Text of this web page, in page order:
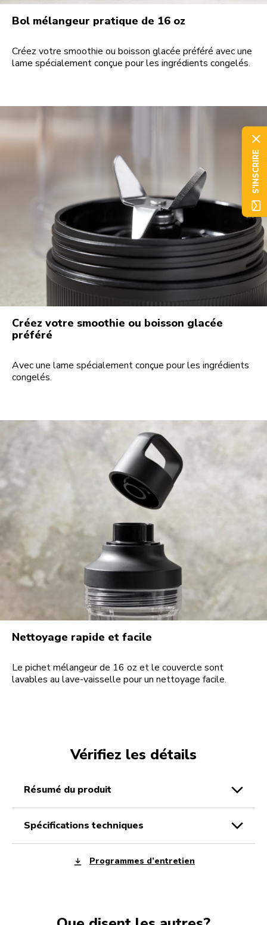
Bol mélangeur pratique de 16 oz
Créez votre smoothie ou boisson glacée préféré avec une
lame spécialement conçue pour les ingrédients congelés.
Créez votre smoothie ou boisson glacée
préféré
Avec une lame spécialement conçue pour les ingrédients
congelés.
Nettoyage rapide et facile
Le pichet mélangeur de 16 oz et le couvercle sont
lavables au lave-vaisselle pour un nettoyage facile.
Vérifiez les détails
résumé du produit
spécifications techniques
Programmes d’entretien
S'INSCRIRE